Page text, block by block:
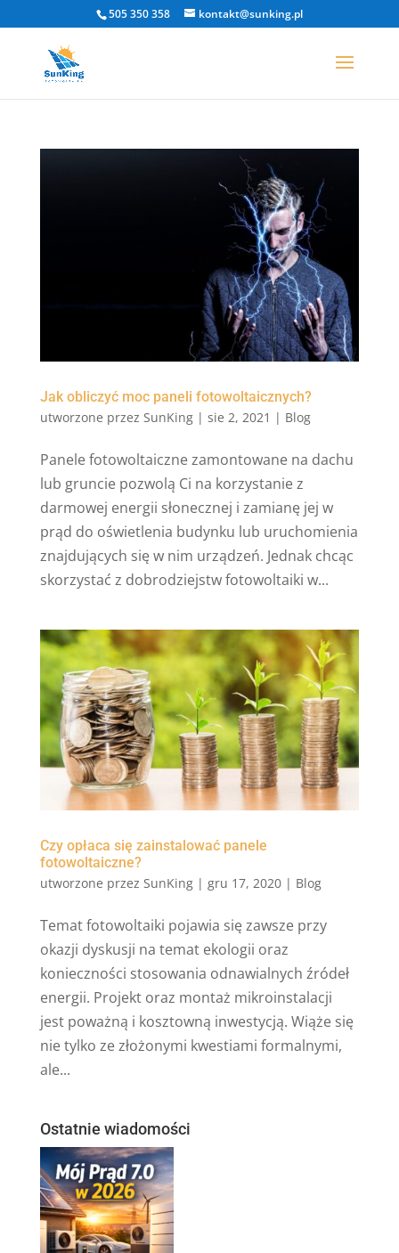
505 350 358 kontakt@sunking.pl
Jak obliczyć moc paneli fotowoltaicznych?
utworzone przez SunKing| sie 2, 2021 | Blog
Panele fotowoltaiczne zamontowane na dachu
lub gruncie pozwolą Ci na korzystanie z
darmowej energii słonecznej i zamianę jej w
prąd do oświetlenia budynku lub uruchomienia
znajdujących się w nim urządzeń. Jednak chcąc
skorzystać z dobrodziejstw fotowoltaiki w...
Czy opłaca się zainstalować panele
fotowoltaiczne?
utworzone przez SunKing| gru 17, 2020| Blog
Temat fotowoltaiki pojawia się zawsze przy
okazji dyskusji na temat ekologii oraz
konieczności stosowania odnawialnych źródeł
energii. Projekt oraz montaż mikroinstalacji
jest poważną i kosztowną inwestycją. Wiąże się
nie tylko ze złożonymi kwestiami formalnymi,
ale...
Ostatnie wiadomości